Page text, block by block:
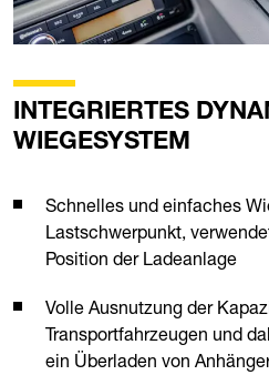
INTEGRIERTES
WIEGESYSTEM
Schnelles und einfaches
Lastschwerpunkt,
Position der Ladeanlage
Volle Ausnutzung der
Transportfahrzeugen und
ein Überladen von